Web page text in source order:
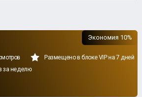
Размещено в блоке VIP на 7 дней
за неделю
Экономия 10%